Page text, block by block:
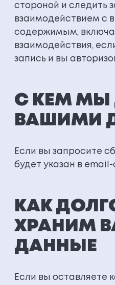
стороной и следить
взаимодействием с
содержимым,
взаимодействия,
запись и вы
С КЕМ МЫ
ВАШИМИ
Если вы запросите
будет указан в
КАК
ХРАНИМ
ДАННЫЕ
Если вы оставляете